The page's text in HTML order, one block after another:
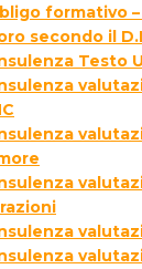
formativo
secondo il
Testo